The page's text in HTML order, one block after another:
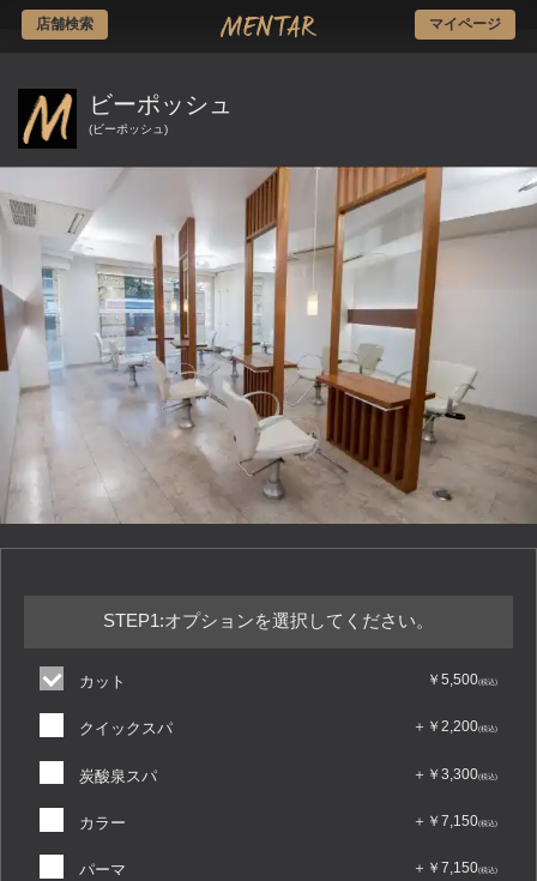
店舗検索 マイページ
ビーポッシュ
ビーポッシュ
STEP1:オプションを選択してください。
カット 5,500
クイックスパ 2,200
炭酸泉スパ 3,300
カラー 7,150
パーマ 7,150